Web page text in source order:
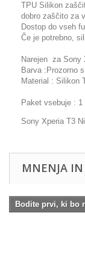
TPU Silikon
dobro zaščito za
Dostop do vseh
Če je potrebno,
Narejen za Sony
Barva :Prozorno
Material : Silikon
Paket vsebuje :
Sony Xperia T3
MNENJA
Bodite prvi, ki bo